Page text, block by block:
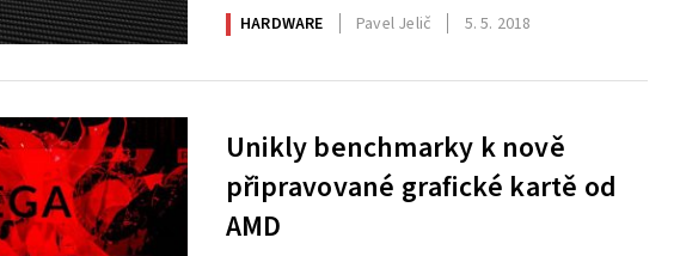
HARDWARE Pavel Jelič 5. 5. 2018
Unikly benchmarky k nově
připravované grafické kartě od
AMD